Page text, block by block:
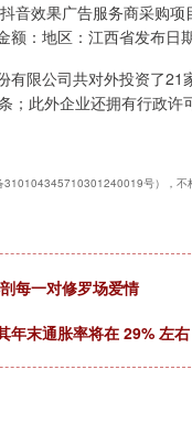
音效果广告服务商采购
额：地区：江西省发布日
有限公司共对外投资了
此外企业还拥有行政许
号），不
每一对修罗场爱情
年末通胀率将在 29% 左右